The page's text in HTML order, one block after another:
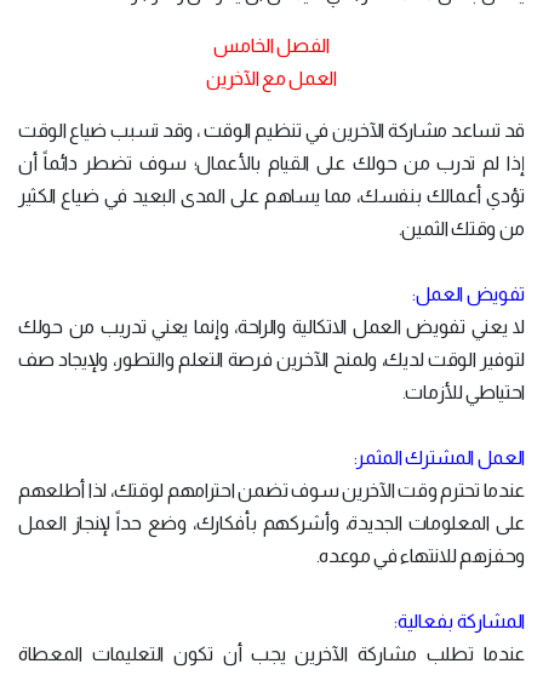
الفصل الخامس
العمل مع الآخرين
قد تساعد مشاركة الآخرين في تنظيم الوقت ، وقد تسبب ضياع الوقت
إذا لم تدرب من حولك على القيام بالأعمال؛ سوف تضطر دائماً أن
تؤدي أعمالك بنفسك، مما يساهم على المدى البعيد في ضياع الكثير
من وقتك الثمين.
تفويض العمل:
لا يعني تفويض العمل الاتكالية والراحة، وإنما يعني تدريب من حولك
لتوفير الوقت لديك، ولمنح الآخرين فرصة التعلم والتطور، ولإيجاد صف
احتياطي للأزمات.
العمل المشترك المثمر:
عندما تحترم وقت الآخرين سوف تضمن احترامهم لوقتك، لذا أطلعهم
على المعلومات الجديدة، وأشركهم بأفكارك، وضع حداً لإنجاز العمل
وحفزهم للانتهاء في موعده.
المشاركة بفعالية:
عندما تطلب مشاركة الآخرين يجب أن تكون التعليمات المعطاة